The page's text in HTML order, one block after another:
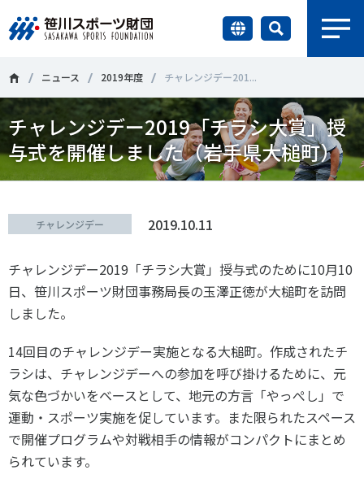
財団情報
研究員紹介
調査・研究
社会づくり
国際情報
ニュース
お問い合わせ・お申し込み
＃誰が子どものスポーツをささえるのか ＃部活動
＃アクティブなまちづくり ＃日本人の身体活動と健康寿命
＃障害者スポーツ ＃スポーツ基本計画
スポーツライフ・データ
スポーツ白書
政策提言
子どものスポーツ
障害者スポーツ
ニュース 2019年度 チャレンジデー201...
チャレンジデー2019「チラシ大賞」授
与式を開催しました（岩手県大槌町）
チャレンジデー 2019.10.11
チャレンジデー2019「チラシ大賞」授与式のために10月10
日、笹川スポーツ財団事務局長の玉澤正徳が大槌町を訪問
しました。
14回目のチャレンジデー実施となる大槌町。作成されたチ
ラシは、チャレンジデーへの参加を呼び掛けるために、元
気な色づかいをベースとして、地元の方言「やっぺし」で
運動・スポーツ実施を促しています。また限られたスペース
で開催プログラムや対戦相手の情報がコンパクトにまとめ
られています。